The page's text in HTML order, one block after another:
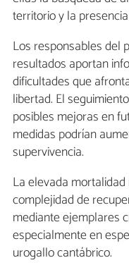
territorio y la
Los responsables del
resultados aportan
dificultades que
libertad. El
posibles mejoras en
medidas podrían
supervivencia.
La elevada
complejidad de
mediante ejemplares
especialmente en
urogallo cantábrico.